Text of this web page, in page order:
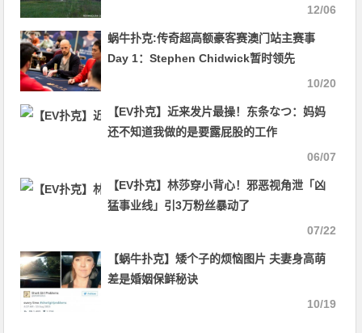
12/06
蜗牛扑克:传奇超高额豪客赛澳门站主赛事
Day 1：Stephen Chidwick暂时领先
10/20
【EV扑克】近来发片最操！东条なつ：妈妈
还不知道我做的是要露屁股的工作
06/07
【EV扑克】林莎穿小背心！邪恶视角泄「凶
猛事业线」引3万粉丝暴动了
07/22
【蜗牛扑克】矮个子的烦恼图片 夫妻身高萌
差是婚姻保鲜秘诀
10/19